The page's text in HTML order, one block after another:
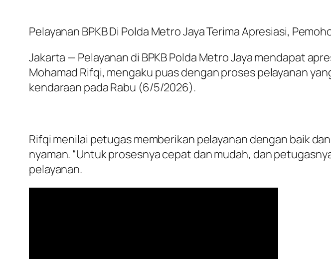
Pelayanan BPKB Di Polda Metro Jaya Terima Apresiasi,
Jakarta — Pelayanan di BPKB Polda Metro Jaya mendapat
Mohamad Rifqi, mengaku puas dengan proses pelayanan
kendaraan pada Rabu (6/5/2026).
Rifqi menilai petugas memberikan pelayanan dengan baik
nyaman. “Untuk prosesnya cepat dan mudah, dan
pelayanan.